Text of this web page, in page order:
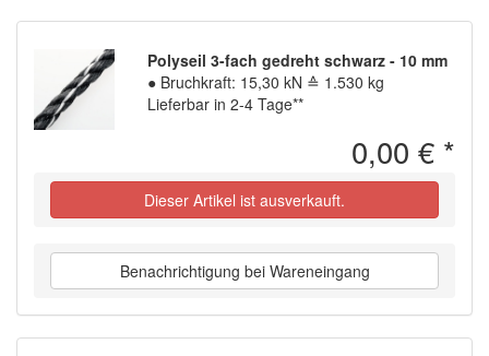
Polyseil 3-fach gedreht schwarz - 10 mm
● Bruchkraft: 15,30 kN ≙ 1.530 kg
Lieferbar in 2-4 Tage**
0,00 € *
Dieser Artikel ist ausverkauft.
Benachrichtigung bei Wareneingang